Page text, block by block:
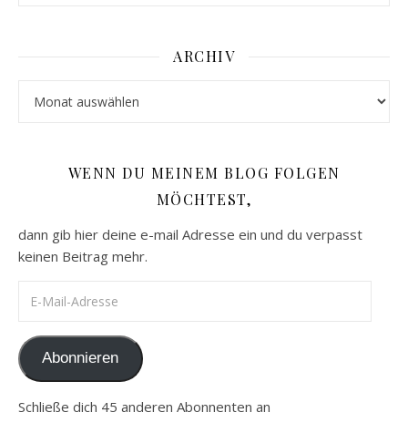
ARCHIV
WENN DU MEINEM BLOG FOLGEN
MÖCHTEST,
dann gib hier deine e-mail Adresse ein und du verpasst
keinen Beitrag mehr.
Abonnieren
Schließe dich 45 anderen Abonnenten an